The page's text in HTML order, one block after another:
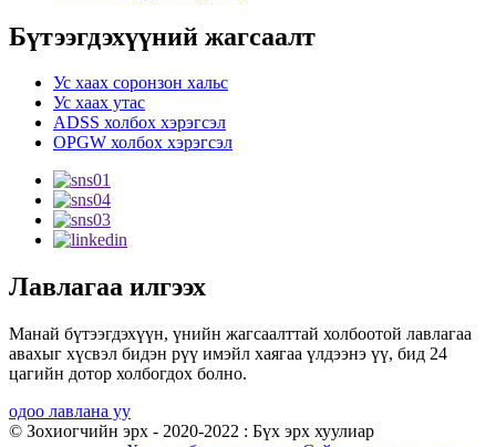
Бүтээгдэхүүний жагсаалт
Ус хаах соронзон хальс
Ус хаах утас
ADSS холбох хэрэгсэл
OPGW холбох хэрэгсэл
Лавлагаа илгээх
Манай бүтээгдэхүүн, үнийн жагсаалттай холбоотой лавлагаа
авахыг хүсвэл бидэн рүү имэйл хаягаа үлдээнэ үү, бид 24
цагийн дотор холбогдох болно.
одоо лавлана уу
© Зохиогчийн эрх - 2020-2022 : Бүх эрх хуулиар